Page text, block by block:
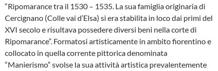
“Ripomarance tra il 1530 – 1535. La sua famiglia originaria di
Cercignano (Col­le vai d’Elsa) si era stabilita in loco dai pri­mi del
XVI secolo e risultava possedere diversi beni nella corte di
Ripomarance”. Formatosi artisticamente in ambito fioren­tino e
collocato in quella corrente pittori­ca denominata
“Manierismo” svolse la sua attività artistica prevalentemente